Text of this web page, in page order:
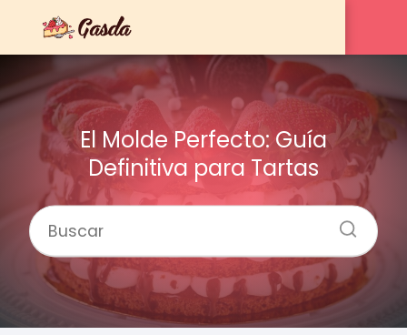
El Molde Perfecto: Guía
Definitiva para Tartas